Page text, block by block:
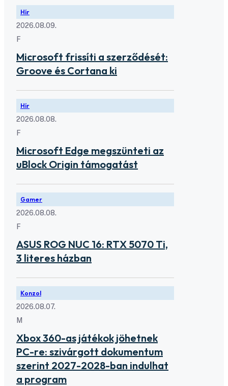
Hír
2026.08.09.
F
Microsoft frissíti a szerződését:
Groove és Cortana ki
Hír
2026.08.08.
F
Microsoft Edge megszünteti az
uBlock Origin támogatást
Gamer
2026.08.08.
F
ASUS ROG NUC 16: RTX 5070 Ti,
3 literes házban
Konzol
2026.08.07.
M
Xbox 360-as játékok jöhetnek
PC-re: szivárgott dokumentum
szerint 2027-2028-ban indulhat
a program